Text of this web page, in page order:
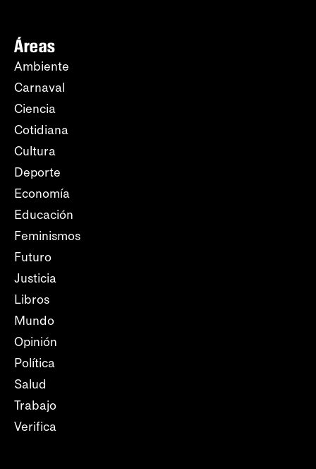
Áreas
Ambiente
Carnaval
Ciencia
Cotidiana
Cultura
Deporte
Economía
Educación
Feminismos
Futuro
Justicia
Libros
Mundo
Opinión
Política
Salud
Trabajo
Verifica